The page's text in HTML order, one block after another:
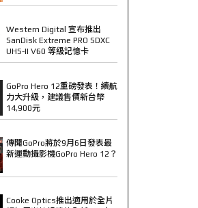
Western Digital 宣布推出
SanDisk Extreme PRO SDXC
UHS-II V60 等級記憶卡
GoPro Hero 12重磅發表！續航
力大升級，建議售價新台幣
14,900元
傳聞GoPro將於9月6日發表最
新運動攝影機GoPro Hero 12？
Cooke Optics推出適用於全片